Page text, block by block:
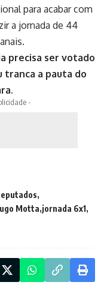
para acabar com
a jornada de 44
precisa ser votado
tranca a pauta do
-
Motta jornada 6x1